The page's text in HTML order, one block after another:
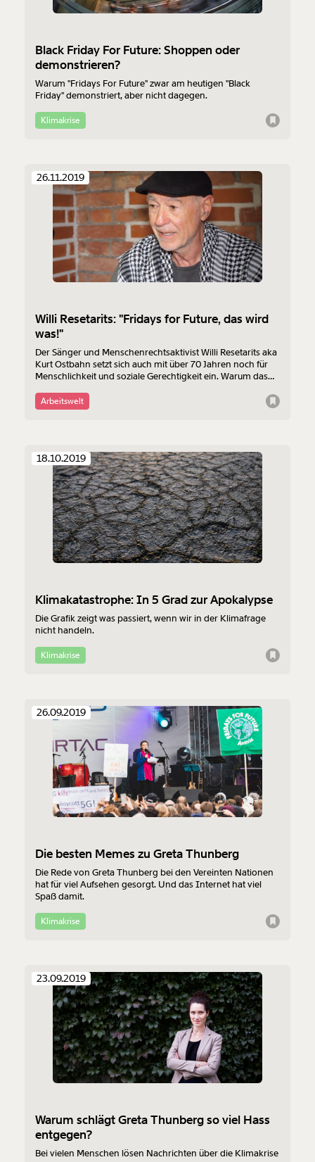
Weiter
1/3
Black Friday For Future: Shoppen oder
demonstrieren?
Warum "Fridays For Future" zwar am heutigen "Black
Friday" demonstriert, aber nicht dagegen.
Klimakrise
26.11.2019
Willi Resetarits: "Fridays for Future, das wird
was!"
Der Sänger und Menschenrechtsaktivist Willi Resetarits aka
Kurt Ostbahn setzt sich auch mit über 70 Jahren noch für
Menschlichkeit und soziale Gerechtigkeit ein. Warum das
was er von Fridays for Future und Facebook hält, erzählt er
im Moment-Interview.
Arbeitswelt
18.10.2019
Klimakatastrophe: In 5 Grad zur Apokalypse
Die Grafik zeigt was passiert, wenn wir in der Klimafrage
nicht handeln.
Klimakrise
26.09.2019
Die besten Memes zu Greta Thunberg
Die Rede von Greta Thunberg bei den Vereinten Nationen
hat für viel Aufsehen gesorgt. Und das Internet hat viel
Spaß damit.
Klimakrise
23.09.2019
Warum schlägt Greta Thunberg so viel Hass
entgegen?
Bei vielen Menschen lösen Nachrichten über die Klimakrise